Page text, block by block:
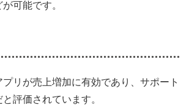
可能です。
リが売上増加に有効であり、サポート
評価されています。